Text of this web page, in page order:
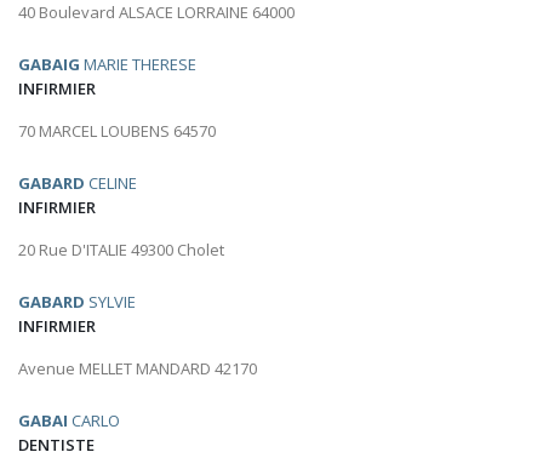
40 Boulevard ALSACE LORRAINE 64000
GABAIG MARIE THERESE
INFIRMIER
70 MARCEL LOUBENS 64570
GABARD CELINE
INFIRMIER
20 Rue D'ITALIE 49300 Cholet
GABARD SYLVIE
INFIRMIER
Avenue MELLET MANDARD 42170
GABAI CARLO
DENTISTE